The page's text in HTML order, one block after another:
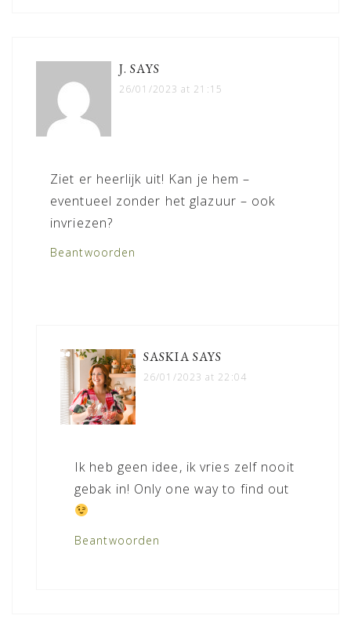
J. SAYS
26/01/2023 at 21:15
Ziet er heerlijk uit! Kan je hem –
eventueel zonder het glazuur – ook
invriezen?
Beantwoorden
SASKIA SAYS
26/01/2023 at 22:04
Ik heb geen idee, ik vries zelf nooit
gebak in! Only one way to find out
Beantwoorden